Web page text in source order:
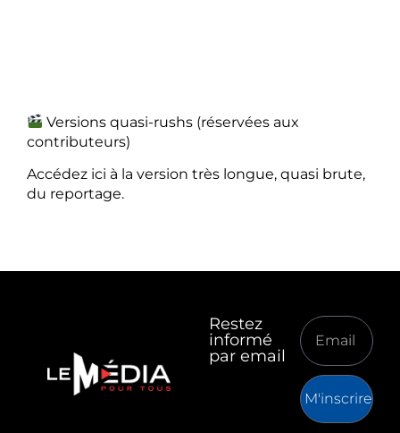
Versions quasi-rushs (réservées aux
contributeurs)
Accédez ici à la version très longue, quasi brute,
du reportage.
Restez
informé
par email
M'inscrire